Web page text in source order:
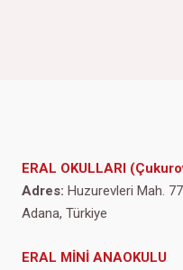
ERAL OKULLARI
Adres: Huzurevleri Mah.
Adana, Türkiye
ERAL MİNİ ANAOKULU